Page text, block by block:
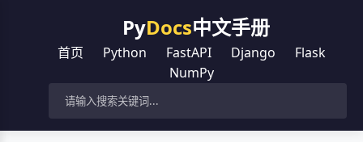
PyDocs中文手册
首页 Python FastAPI Django
Flask
NumPy